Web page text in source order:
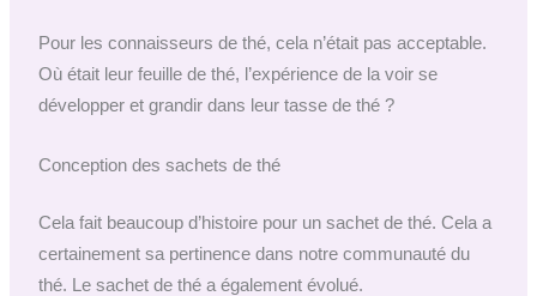
Pour les connaisseurs de thé, cela n’était pas acceptable.
Où était leur feuille de thé, l’expérience de la voir se
développer et grandir dans leur tasse de thé ?
Conception des sachets de thé
Cela fait beaucoup d’histoire pour un sachet de thé. Cela a
certainement sa pertinence dans notre communauté du
thé. Le sachet de thé a également évolué.